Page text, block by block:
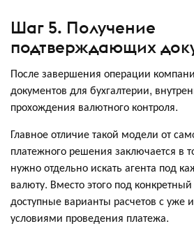
Шаг 5. Получение
подтверждающих
После завершения операции
документов для бухгалтерии,
прохождения валютного контроля.
Главное отличие такой модели от
платежного решения заключается в
нужно отдельно искать агента под
валюту. Вместо этого под
доступные варианты расчетов с уже
условиями проведения платежа.